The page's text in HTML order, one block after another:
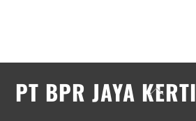
Back
PT BPR JAYA KERTI